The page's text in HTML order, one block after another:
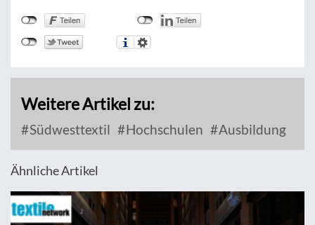
Weitere Artikel zu:
Südwesttextil Hochschulen Ausbildung
Ähnliche Artikel